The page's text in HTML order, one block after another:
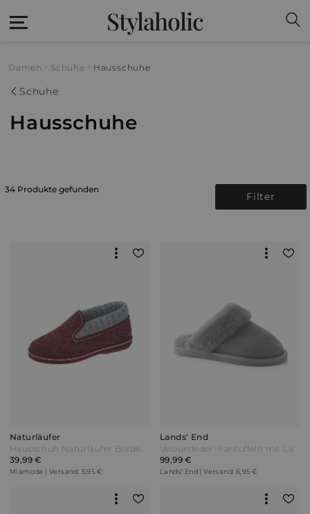
Stylaholic
Damen Schuhe Hausschuhe
Schuhe
Hausschuhe
34 Produkte gefunden
Filter
Naturläufer
Hausschuh Naturläufer Bordeaux Rot
39,99 €
Miamoda | Versand: 5,95 €
Lands' End
Veloursleder-Pantoffeln mit Lammfell-Futter Damen Braun by Lands' End
99,99 €
Lands' End | Versand: 6,95 €